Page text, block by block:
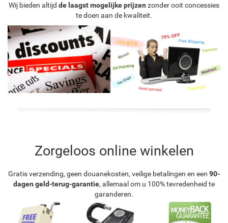
Wij bieden altijd de laagst mogelijke prijzen zonder ooit concessies
te doen aan de kwaliteit.
Zorgeloos online winkelen
Gratis verzending, geen douanekosten, veilige betalingen en een 90-
dagen geld-terug-garantie, allemaal om u 100% tevredenheid te
garanderen.